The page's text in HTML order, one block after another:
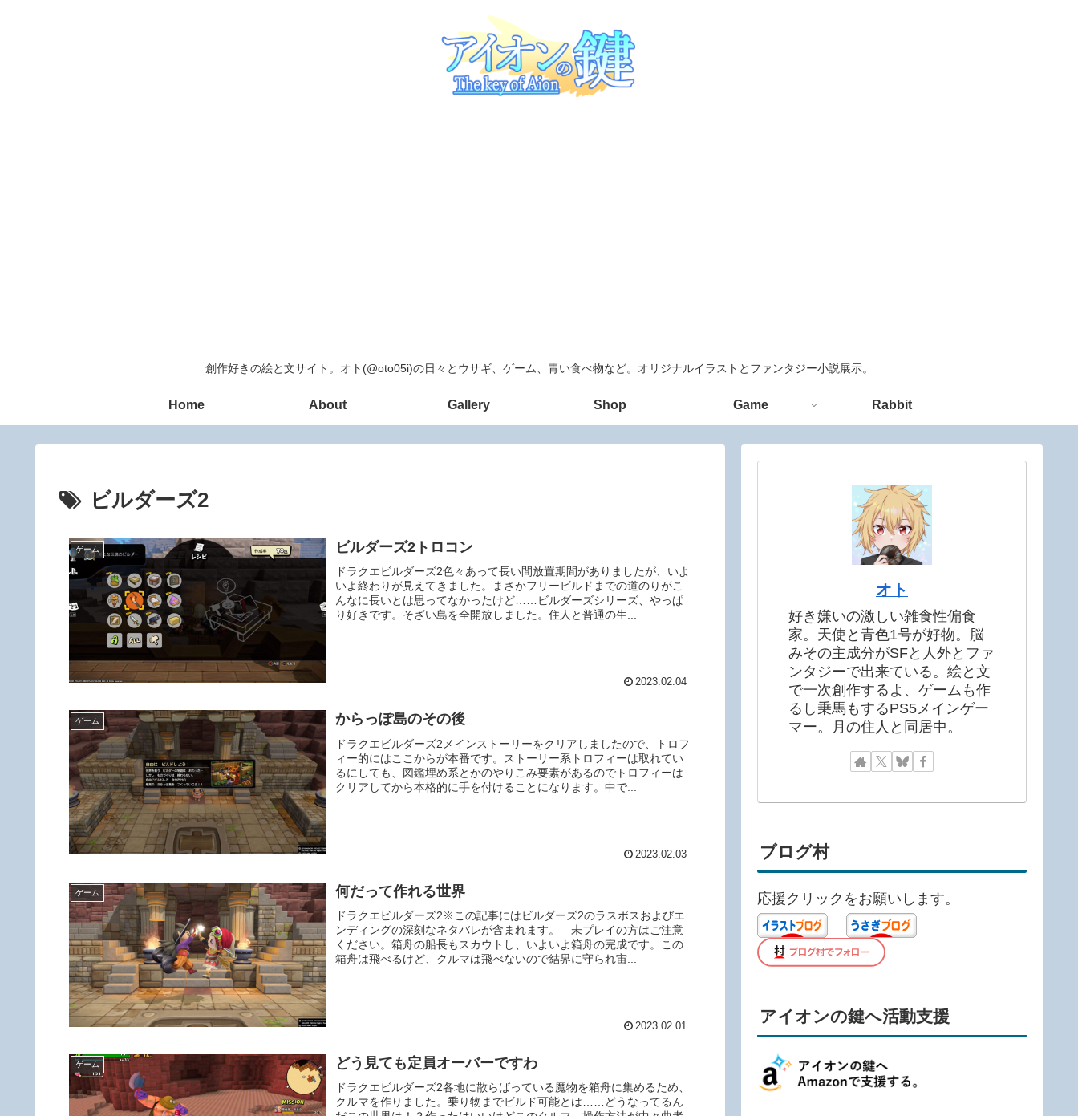
創作好きの絵と文サイト。オト(@oto05i)の日々とウサギ、ゲーム、青い食べ物など。オリジナルイラストとファンタジー小説展示。
Home About Gallery Shop Game Rabbit
ビルダーズ2
ゲーム ビルダーズ2トロコン
ドラクエビルダーズ2色々あって長い間放置期間がありましたが、いよ
いよ終わりが見えてきました。まさかフリービルドまでの道のりがこ
んなに長いとは思ってなかったけど……ビルダーズシリーズ、やっぱ
り好きです。そざい島を全開放しました。住人と普通の生...
2023.02.04
ゲーム からっぽ島のその後
ドラクエビルダーズ2メインストーリーをクリアしましたので、トロフ
ィー的にはここからが本番です。ストーリー系トロフィーは取れてい
るにしても、図鑑埋め系とかのやりこみ要素があるのでトロフィーは
クリアしてから本格的に手を付けることになります。中で...
2023.02.03
ゲーム 何だって作れる世界
ドラクエビルダーズ2※この記事にはビルダーズ2のラスボスおよびエ
ンディングの深刻なネタバレが含まれます。 未プレイの方はご注意
ください。箱舟の船長もスカウトし、いよいよ箱舟の完成です。この
箱舟は飛べるけど、クルマは飛べないので結界に守られ宙...
2023.02.01
ゲーム どう見ても定員オーバーですわ
ドラクエビルダーズ2各地に散らばっている魔物を箱舟に集めるため、
クルマを作りました。乗り物までビルド可能とは……どうなってるん
オト
好き嫌いの激しい雑食性偏食
家。天使と青色1号が好物。脳
みその主成分がSFと人外とファ
ンタジーで出来ている。絵と文
で一次創作するよ、ゲームも作
るし乗馬もするPS5メインゲー
マー。月の住人と同居中。
ブログ村
応援クリックをお願いします。
アイオンの鍵へ活動支援